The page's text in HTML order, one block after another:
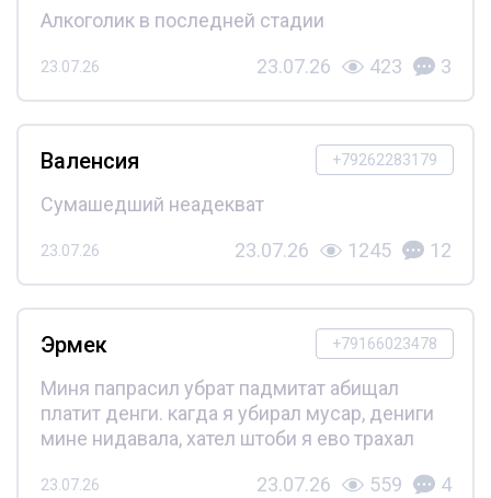
Алкоголик в последней стадии
23.07.26 23.07.26 423 3
+79262283179
Валенсия
Сумашедший неадекват
23.07.26 23.07.26 1245 12
+79166023478
Эрмек
Миня папрасил убрат падмитат абищал
платит денги. кагда я убирал мусар, дениги
мине нидавала, хател штоби я ево трахал
23.07.26 23.07.26 559 4